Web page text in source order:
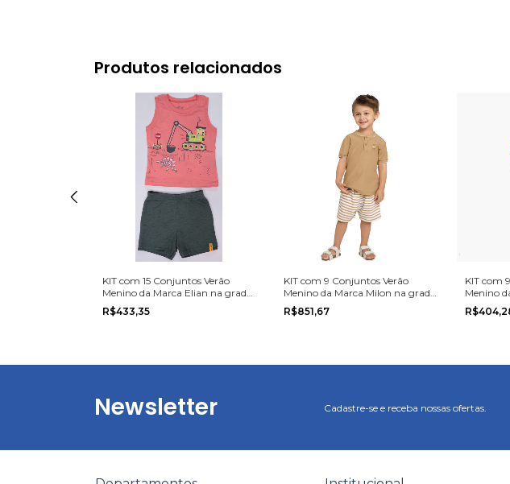
Produtos relacionados
KIT com 15 Conjuntos Verão
Menino da Marca Elian na grade
do P ao G.
R$433,35
KIT com 9 Conjuntos Verão
Menino da Marca Milon na grade
do 1 ao 3
R$851,67
KIT com
Menino
grade do
Newsletter Cadastre-se e receba nossas ofertas.